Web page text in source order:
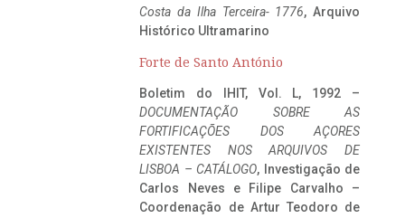
Costa da Ilha Terceira- 1776, Arquivo
Histórico Ultramarino
Forte de Santo António
Boletim do IHIT, Vol. L, 1992 –
DOCUMENTAÇÃO SOBRE AS
FORTIFICAÇÕES DOS AÇORES
EXISTENTES NOS ARQUIVOS DE
LISBOA – CATÁLOGO, Investigação de
Carlos Neves e Filipe Carvalho –
Coordenação de Artur Teodoro de